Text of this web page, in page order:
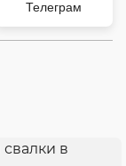
Телеграм